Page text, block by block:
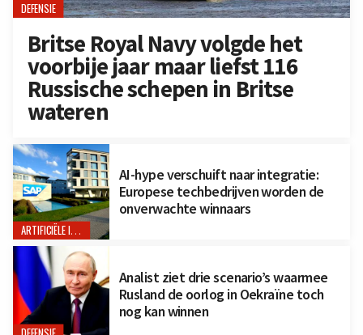
DEFENSIE
Britse Royal Navy volgde het
voorbije jaar maar liefst 116
Russische schepen in Britse
wateren
ARTIFICIËLE INTELLIGENTIE
AI-hype verschuift naar integratie:
Europese techbedrijven worden de
onverwachte winnaars
Analist ziet drie scenario’s waarmee
Rusland de oorlog in Oekraïne toch
nog kan winnen